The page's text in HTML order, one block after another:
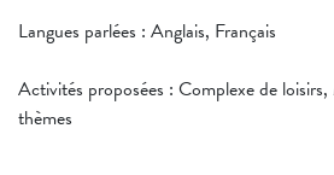
Langues parlées : Anglais, Français
Activités proposées : Complexe de
thèmes